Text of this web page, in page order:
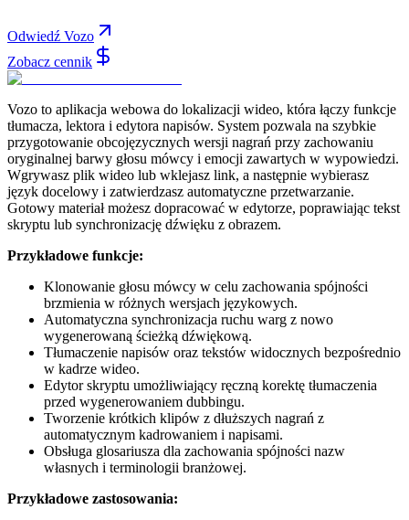
Odwiedź Vozo
Zobacz cennik
Vozo to aplikacja webowa do lokalizacji wideo, która łączy funkcje
tłumacza, lektora i edytora napisów. System pozwala na szybkie
przygotowanie obcojęzycznych wersji nagrań przy zachowaniu
oryginalnej barwy głosu mówcy i emocji zawartych w wypowiedzi.
Wgrywasz plik wideo lub wklejasz link, a następnie wybierasz
język docelowy i zatwierdzasz automatyczne przetwarzanie.
Gotowy materiał możesz dopracować w edytorze, poprawiając tekst
skryptu lub synchronizację dźwięku z obrazem.
Przykładowe funkcje:
Klonowanie głosu mówcy w celu zachowania spójności
brzmienia w różnych wersjach językowych.
Automatyczna synchronizacja ruchu warg z nowo
wygenerowaną ścieżką dźwiękową.
Tłumaczenie napisów oraz tekstów widocznych bezpośrednio
w kadrze wideo.
Edytor skryptu umożliwiający ręczną korektę tłumaczenia
przed wygenerowaniem dubbingu.
Tworzenie krótkich klipów z dłuższych nagrań z
automatycznym kadrowaniem i napisami.
Obsługa glosariusza dla zachowania spójności nazw
własnych i terminologii branżowej.
Przykładowe zastosowania: